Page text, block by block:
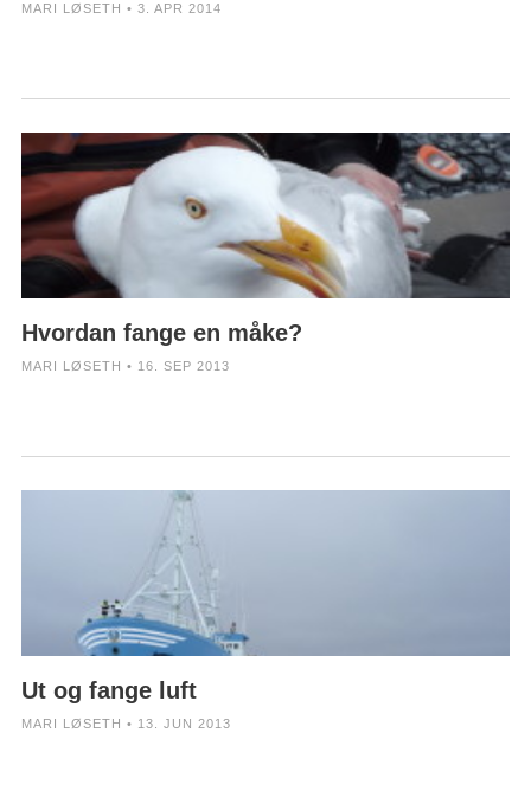
MARI LØSETH • 3. APR 2014
Hvordan fange en måke?
MARI LØSETH • 16. SEP 2013
Ut og fange luft
MARI LØSETH • 13. JUN 2013